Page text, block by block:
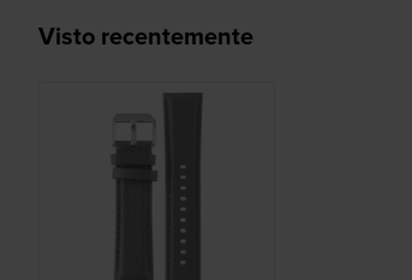
Visto recentemente